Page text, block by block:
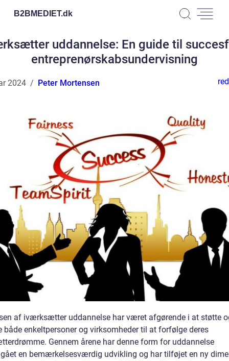
B2BMEDIET.dk
uddannelse: En guide til
entreprenørskabsundervisning
2024 Peter Mortensen
af iværksætter uddannelse har været afgørende i at støtte
både enkeltpersoner og virksomheder til at forfølge deres
Gennem årene har denne form for uddannelse
en bemærkelsesværdig udvikling og har tilføjet en ny